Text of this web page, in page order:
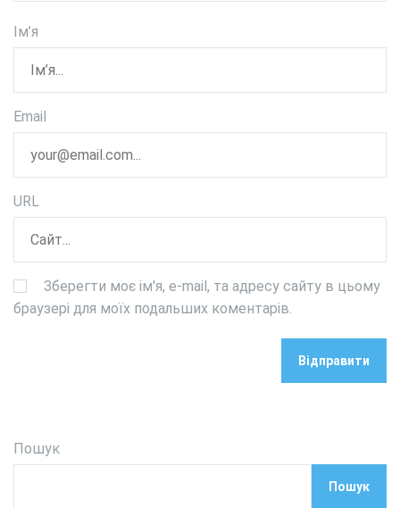
Ім’я
Email
URL
Зберегти моє ім'я, e-mail, та адресу сайту в цьому
браузері для моїх подальших коментарів.
Пошук
Пошук